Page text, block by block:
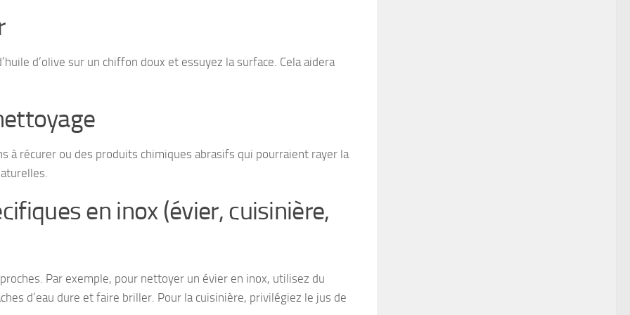
d’olive sur un chiffon doux et essuyez la surface. Cela aidera
à récurer ou des produits chimiques abrasifs qui pourraient rayer la
en inox (évier, cuisinière,
Par exemple, pour nettoyer un évier en inox, utilisez du
d’eau dure et faire briller. Pour la cuisinière, privilégiez le jus de